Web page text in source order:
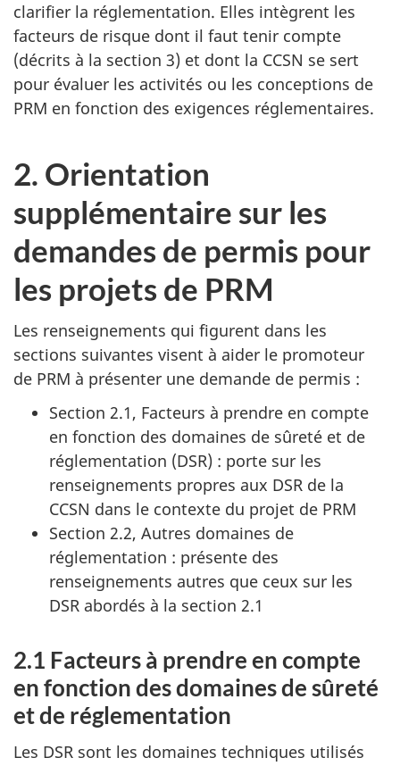
clarifier la réglementation. Elles intègrent les
facteurs de risque dont il faut tenir compte
(décrits à la section 3) et dont la CCSN se sert
pour évaluer les activités ou les conceptions de
PRM en fonction des exigences réglementaires.
2. Orientation
supplémentaire sur les
demandes de permis pour
les projets de PRM
Les renseignements qui figurent dans les
sections suivantes visent à aider le promoteur
de PRM à présenter une demande de permis :
Section 2.1, Facteurs à prendre en compte
en fonction des domaines de sûreté et de
réglementation (DSR) : porte sur les
renseignements propres aux DSR de la
CCSN dans le contexte du projet de PRM
Section 2.2, Autres domaines de
réglementation : présente des
renseignements autres que ceux sur les
DSR abordés à la section 2.1
2.1 Facteurs à prendre en compte
en fonction des domaines de sûreté
et de réglementation
Les DSR sont les domaines techniques utilisés